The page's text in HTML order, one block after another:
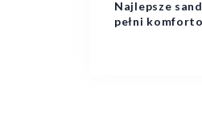
Najlepsze
pełni